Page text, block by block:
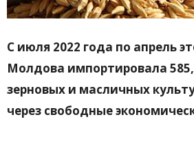
С июля 2022 года по апрель
Молдова импортировала
зерновых и масличных
через свободные